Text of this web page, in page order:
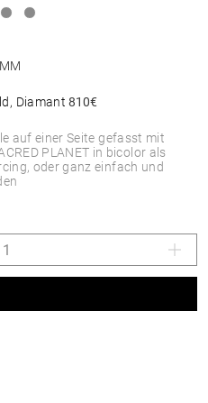
auf einer Seite gefasst mit
PLANET in bicolor als
oder ganz einfach und
Diamant810€